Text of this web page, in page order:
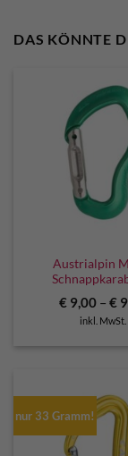
DAS KÖNNTE
Austrialpin
€9,00– €
inkl. MwSt.
nur 33 Gramm!